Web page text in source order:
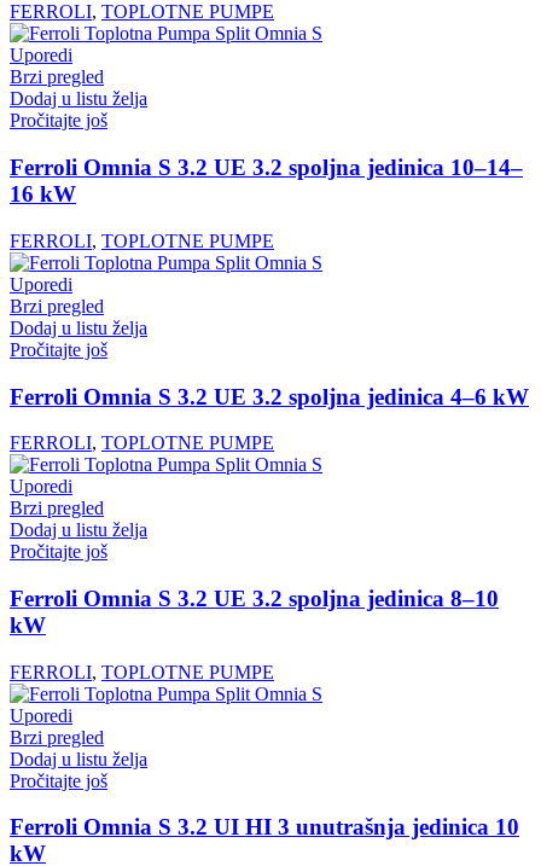
FERROLI, TOPLOTNE PUMPE
Uporedi
Brzi pregled
Dodaj u listu želja
Pročitajte još
Ferroli Omnia S 3.2 UE 3.2 spoljna jedinica 10–14–
16 kW
FERROLI, TOPLOTNE PUMPE
Uporedi
Brzi pregled
Dodaj u listu želja
Pročitajte još
Ferroli Omnia S 3.2 UE 3.2 spoljna jedinica 4–6 kW
FERROLI, TOPLOTNE PUMPE
Uporedi
Brzi pregled
Dodaj u listu želja
Pročitajte još
Ferroli Omnia S 3.2 UE 3.2 spoljna jedinica 8–10
kW
FERROLI, TOPLOTNE PUMPE
Uporedi
Brzi pregled
Dodaj u listu želja
Pročitajte još
Ferroli Omnia S 3.2 UI HI 3 unutrašnja jedinica 10
kW